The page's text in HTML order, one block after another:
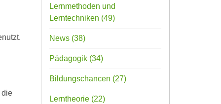
die
Lernmethoden und
Lerntechniken (49)
News (38)
Pädagogik (34)
Bildungschancen (27)
Lerntheorie (22)